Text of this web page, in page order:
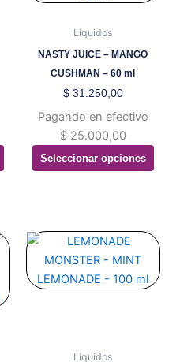
Liquidos
NASTY JUICE – MANGO
CUSHMAN – 60 ml
$31.250,00
Pagando en efectivo
$25.000,00
Seleccionar opciones
variantes.
Las
opciones
se
elegir
en
la
Liquidos
Este
producto
tiene
opciones